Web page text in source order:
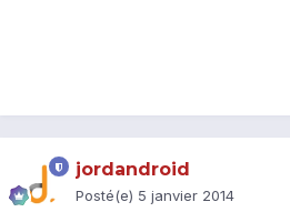
jordandroid
Posté(e) 5 janvier 2014